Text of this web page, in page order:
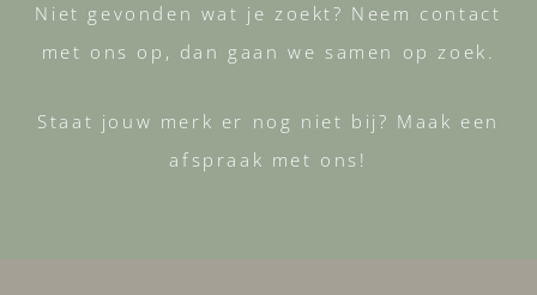
Niet gevonden wat je zoekt? Neem contact
met ons op, dan gaan we samen op zoek.
Staat jouw merk er nog niet bij? Maak een
afspraak met ons!